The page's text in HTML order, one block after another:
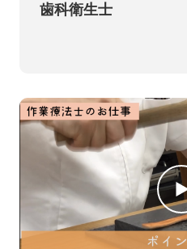
歯科衛生士